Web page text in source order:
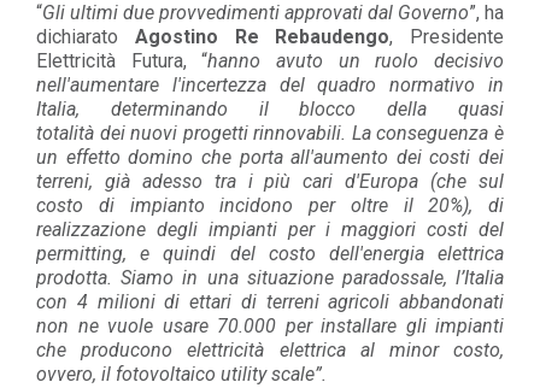
“Gli ultimi due provvedimenti approvati dal Governo”, ha
dichiarato
Agostino Re Rebaudengo, Presidente
Elettricità Futura, “hanno avuto un ruolo decisivo
nell'aumentare l'incertezza del quadro normativo in
Italia, determinando il blocco della quasi
totalità dei nuovi progetti rinnovabili. La conseguenza è
un effetto domino che porta all'aumento dei costi dei
terreni, già adesso tra i più cari d'Europa (che sul
costo di impianto incidono per oltre il 20%), di
realizzazione degli impianti per i maggiori costi del
permitting, e quindi del costo dell'energia elettrica
prodotta. Siamo in una situazione paradossale, l’Italia
con 4 milioni di ettari di terreni agricoli abbandonati
non ne vuole usare 70.000 per installare gli impianti
che producono elettricità elettrica al minor costo,
ovvero, il fotovoltaico utility scale”.